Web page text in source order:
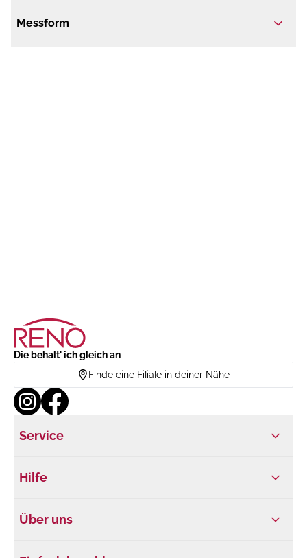
Messform
Die behalt' ich gleich an
Finde eine Filiale in deiner Nähe
Service
Hilfe
Über uns